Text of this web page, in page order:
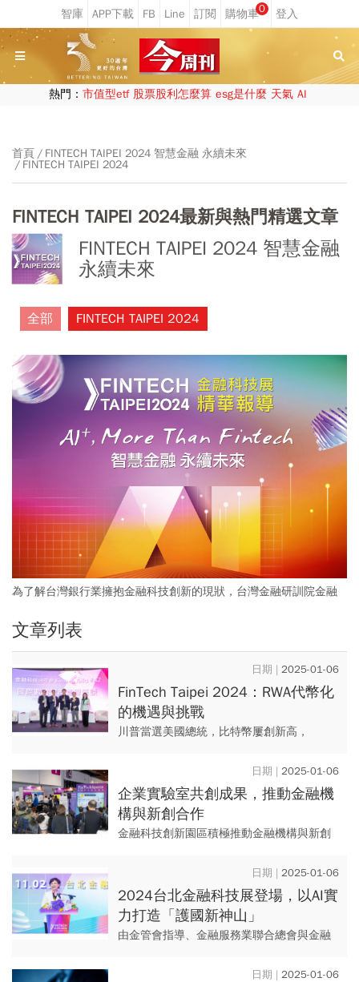
0
熱門： 市值型etf 股票股利怎麼算 esg是什麼 天氣 AI
首頁
FINTECH TAIPEI 2024 智慧金融 永續未來
FINTECH TAIPEI 2024
FINTECH TAIPEI 2024最新與熱門精選文章
FINTECH TAIPEI 2024 智慧金融
永續未來
全部 FINTECH TAIPEI 2024
為了解台灣銀行業擁抱金融科技創新的現狀，台灣金融研訓院金融
源與數位轉型的成效分為領先者、積極者、潛力者與保守者等四
文章列表
2025-01-06
FinTech Taipei 2024：RWA代幣化
的機遇與挑戰
川普當選美國總統，比特幣屢創新高，
擴展到國際競爭！面對這嶄新的機遇，台灣
有哪些機會和挑戰？ ...
2025-01-06
企業實驗室共創成果，推動金融機
構與新創合作
金融科技創新園區積極推動金融機構與新創
發或跨金融機構聯合實證所促成的創新成
果，包括科技防詐聯合學習、...
2025-01-06
2024台北金融科技展登場，以AI實
力打造「護國新神山」
由金管會指導、金融服務業聯合總會與金融
北金融科技展」在11月1日、2日於台北世貿
2025-01-06